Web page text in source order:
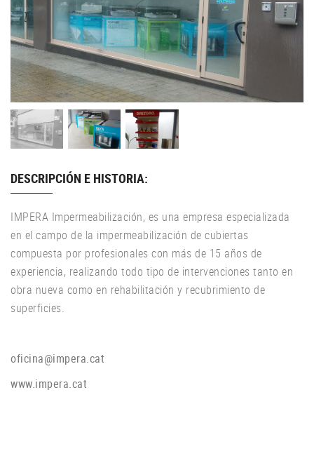
DESCRIPCIÓN E HISTORIA:
IMPERA Impermeabilización, es una empresa especializada
en el campo de la impermeabilización de cubiertas
compuesta por profesionales con más de 15 años de
experiencia, realizando todo tipo de intervenciones tanto en
obra nueva como en rehabilitación y recubrimiento de
superficies.
oficina@impera.cat
www.impera.cat